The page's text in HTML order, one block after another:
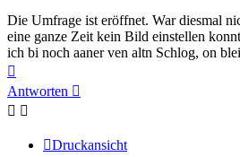
Die Umfrage ist eröffnet. War diesmal
eine ganze Zeit kein Bild einstellen
ich bi noch aaner ven altn Schlog, on
oben
Antworten
Druckansicht